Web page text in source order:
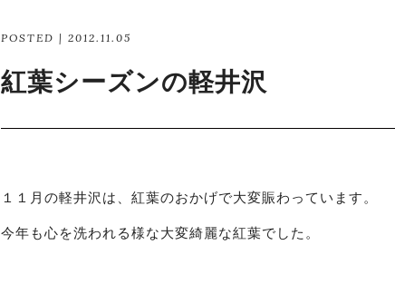
POSTED | 2012.11.05
紅葉シーズンの軽井沢
１１月の軽井沢は、紅葉のおかげで大変賑わっています。
今年も心を洗われる様な大変綺麗な紅葉でした。